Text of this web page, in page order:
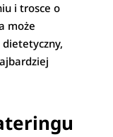
i trosce o
może